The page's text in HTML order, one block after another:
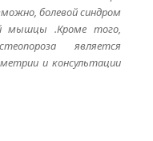
болевой синдром
мышцы .Кроме того,
является
и консультации